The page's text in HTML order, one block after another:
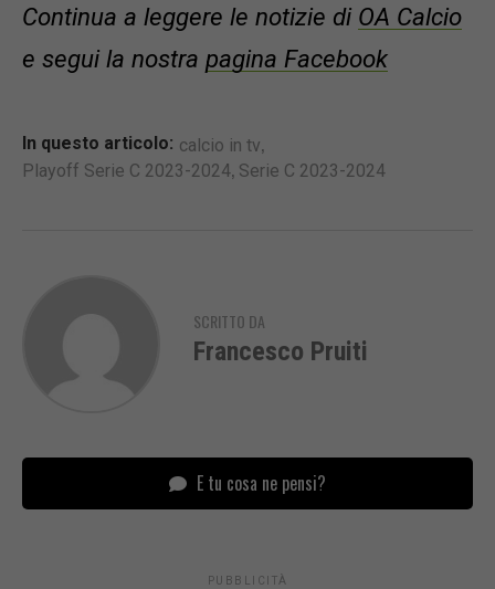
Continua a leggere le notizie di OA Calcio
e segui la nostra pagina Facebook
In questo articolo: calcio in tv,
Playoff Serie C 2023-2024, Serie C 2023-2024
SCRITTO DA
Francesco Pruiti
E tu cosa ne pensi?
PUBBLICITÀ